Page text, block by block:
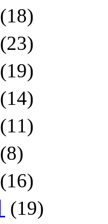
(18)
(23)
(19)
(14)
(11)
(8)
(16)
(19)